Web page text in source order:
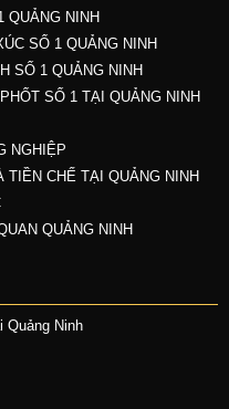
QUẢNG NINH
SỐ 1 QUẢNG NINH
SỐ 1 QUẢNG NINH
SỐ 1 TẠI QUẢNG NINH
NGHIỆP
TIỀN CHẾ TẠI QUẢNG NINH
QUẢNG NINH
Quảng Ninh